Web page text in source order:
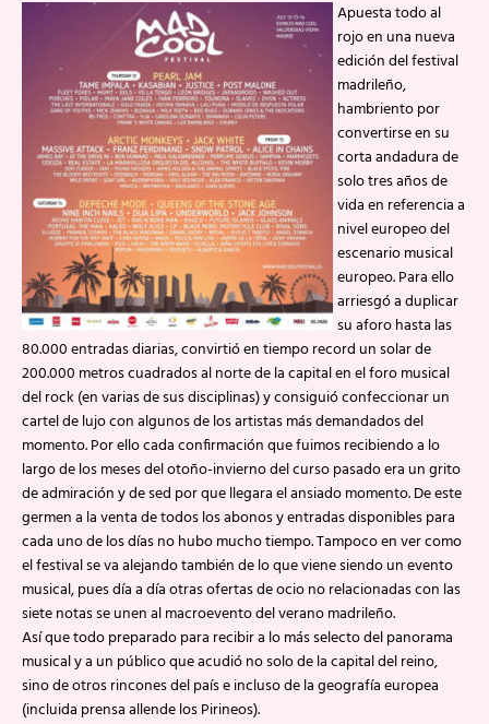
Apuesta todo al
rojo en una nueva
edición del festival
madrileño,
hambriento por
convertirse en su
corta andadura de
solo tres años de
vida en referencia a
nivel europeo del
escenario musical
europeo. Para ello
arriesgó a duplicar
su aforo hasta las
80.000 entradas diarias, convirtió en tiempo record un solar de
200.000 metros cuadrados al norte de la capital en el foro musical
del rock (en varias de sus disciplinas) y consiguió confeccionar un
cartel de lujo con algunos de los artistas más demandados del
momento. Por ello cada confirmación que fuimos recibiendo a lo
largo de los meses del otoño-invierno del curso pasado era un grito
de admiración y de sed por que llegara el ansiado momento. De este
germen a la venta de todos los abonos y entradas disponibles para
cada uno de los días no hubo mucho tiempo. Tampoco en ver como
el festival se va alejando también de lo que viene siendo un evento
musical, pues día a día otras ofertas de ocio no relacionadas con las
siete notas se unen al macroevento del verano madrileño.
Así que todo preparado para recibir a lo más selecto del panorama
musical y a un público que acudió no solo de la capital del reino,
sino de otros rincones del país e incluso de la geografía europea
(incluida prensa allende los Pirineos).